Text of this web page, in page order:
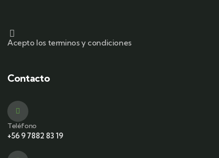
Acepto los terminos y condiciones
Contacto
Teléfono
+56 9 7882 83 19